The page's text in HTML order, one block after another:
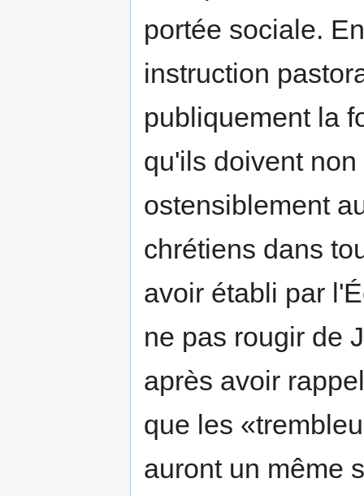
portée sociale.
instruction
publiquement la
qu'ils doivent
ostensiblement
chrétiens dans
avoir établi par
ne pas rougir de
après avoir
que les
auront un même